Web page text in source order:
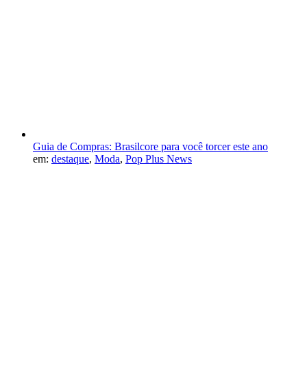
Guia de Compras: Brasilcore para você torcer este ano
em: destaque, Moda, Pop Plus News